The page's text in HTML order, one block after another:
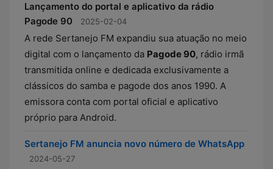
Lançamento do portal e aplicativo da rádio
Pagode 90
2025-02-04
A rede Sertanejo FM expandiu sua atuação no meio
digital com o lançamento da Pagode 90, rádio irmã
transmitida online e dedicada exclusivamente a
clássicos do samba e pagode dos anos 1990. A
emissora conta com portal oficial e aplicativo
próprio para Android.
Sertanejo FM anuncia novo número de WhatsApp
2024-05-27